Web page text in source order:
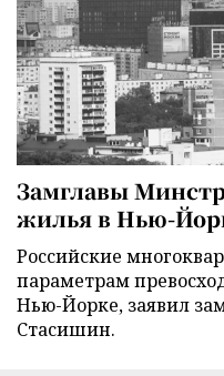
Замглавы
жилья в Нью-
Российские
параметрам
Нью-Йорке, заявил
Стасишин.